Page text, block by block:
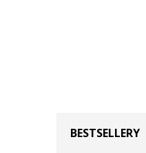
BESTSELLERY